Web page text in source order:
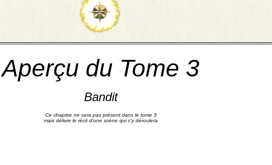
Aperçu du Tome 3
Bandit
Ce chapitre ne sera pas présent dans le tome 3
mais délivre le récit d'une scène qui s'y déroulera